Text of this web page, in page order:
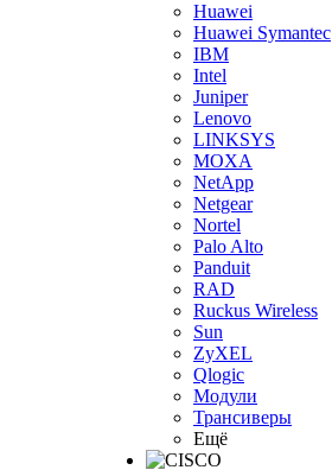
Huawei
Huawei Symantec
IBM
Intel
Juniper
Lenovo
LINKSYS
MOXA
NetApp
Netgear
Nortel
Palo Alto
Panduit
RAD
Ruckus Wireless
Sun
ZyXEL
Qlogic
Модули
Трансиверы
Ещё